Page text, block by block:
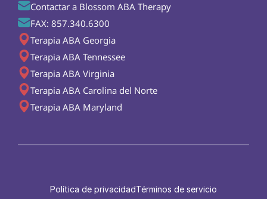
Contactar a Blossom ABA Therapy
FAX: 857.340.6300
Terapia ABA Georgia
Terapia ABA Tennessee
Terapia ABA Virginia
Terapia ABA Carolina del Norte
Terapia ABA Maryland
Política de privacidadTérminos de servicio